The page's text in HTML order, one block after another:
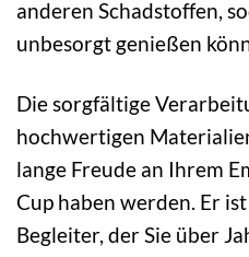
anderen Schadstoffen,
unbesorgt genießen
Die sorgfältige
hochwertigen
lange Freude an Ihrem
Cup haben werden. Er
Begleiter, der Sie über